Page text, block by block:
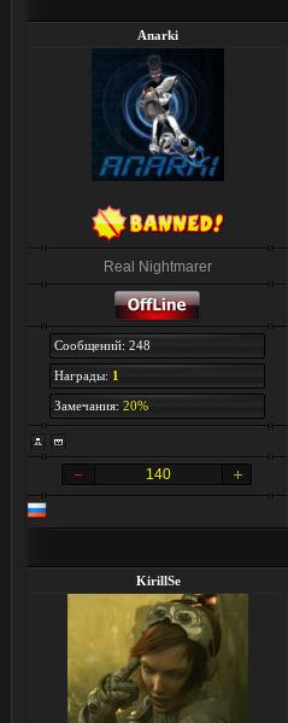
Anarki
Real Nightmarer
Сообщений: 248
Награды: 1
Замечания: 20%
140
KirillSe